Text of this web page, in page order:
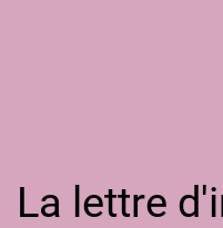
La lettre